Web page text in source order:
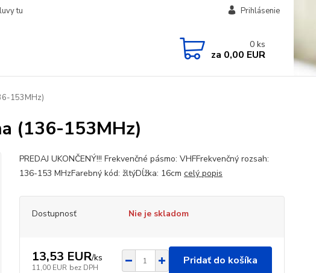
tu Prihlásenie
0 ks
za 0,00 EUR
153MHz)
(136-153MHz)
PREDAJ UKONČENÝ!!! Frekvenčné pásmo: VHFFrekvenčný rozsah:
136-153 MHzFarebný kód: žltýDĺžka: 16cm celý popis
Dostupnosť Nie je skladom
13,53 EUR/ks
11,00 EUR bez DPH
Pridať do košíka